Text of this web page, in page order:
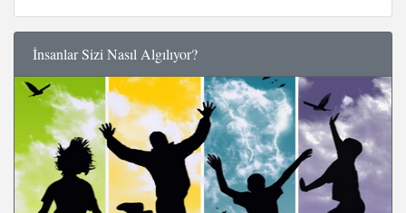
İnsanlar Sizi Nasıl Algılıyor?